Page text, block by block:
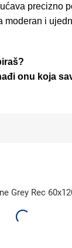
precizno
moderan i
onu koja
Grey Rec